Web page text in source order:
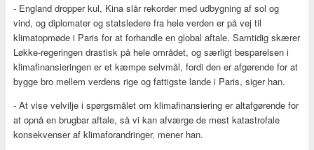
- England dropper kul, Kina slår rekorder med udbygning af sol og
vind, og diplomater og statsledere fra hele verden er på vej til
klimatopmøde i Paris for at forhandle en global aftale. Samtidig skærer
Løkke-regeringen drastisk på hele området, og særligt besparelsen i
klimafinansieringen er et kæmpe selvmål, fordi den er afgørende for at
bygge bro mellem verdens rige og fattigste lande i Paris, siger han.
- At vise velvilje i spørgsmålet om klimafinansiering er altafgørende for
at opnå en brugbar aftale, så vi kan afværge de mest katastrofale
konsekvenser af klimaforandringer, mener han.